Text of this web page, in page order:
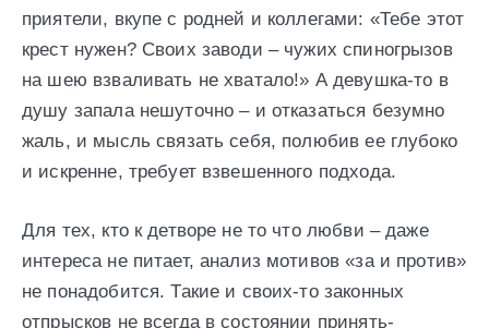
приятели, вкупе с родней и коллегами: «Тебе этот
крест нужен? Своих заводи – чужих спиногрызов
на шею взваливать не хватало!» А девушка-то в
душу запала нешуточно – и отказаться безумно
жаль, и мысль связать себя, полюбив ее глубоко
и искренне, требует взвешенного подхода.
Для тех, кто к детворе не то что любви – даже
интереса не питает, анализ мотивов «за и против»
не понадобится. Такие и своих-то законных
отпрысков не всегда в состоянии принять-